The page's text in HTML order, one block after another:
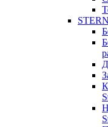
STERN